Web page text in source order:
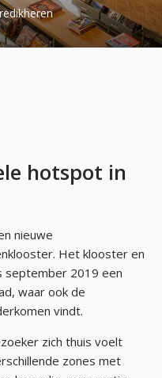
hotspot in
nieuwe
Het klooster en
september 2019 een
waar ook de
vindt.
zich thuis voelt
zones met